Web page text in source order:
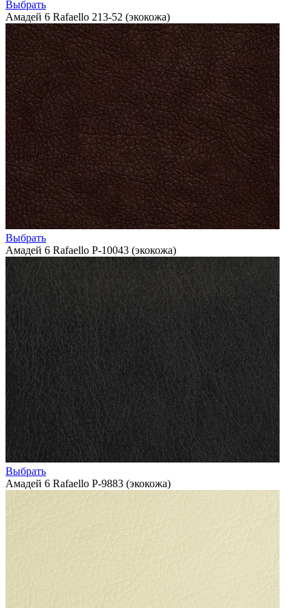
Выбрать
Амадей 6 Rafaello 213-52 (экокожа)
Выбрать
Амадей 6 Rafaello P-10043 (экокожа)
Выбрать
Амадей 6 Rafaello P-9883 (экокожа)